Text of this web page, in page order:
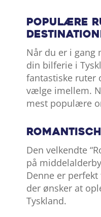
Populære
Når du er i
din bilferie i
fantastiske ruter
vælge imellem.
mest populære
Den velkendte
på
Denne er
der ønsker at
Tyskland.